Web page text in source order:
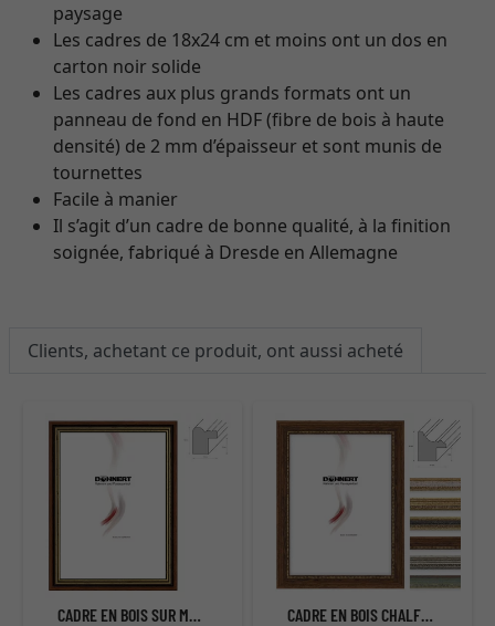
paysage
Les cadres de 18x24 cm et moins ont un dos en
carton noir solide
Les cadres aux plus grands formats ont un
panneau de fond en HDF (fibre de bois à haute
densité) de 2 mm d’épaisseur et sont munis de
tournettes
Facile à manier
Il s’agit d’un cadre de bonne qualité, à la finition
soignée, fabriqué à Dresde en Allemagne
Clients, achetant ce produit, ont aussi acheté
CADRE EN BOIS SUR MESURE BARONS COURT CADRE EN BOIS CHALFONT